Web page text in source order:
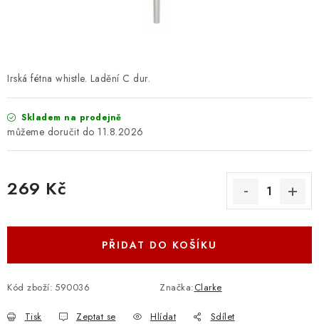
KONTAKTY
O E-SHOPU
OBCHODNÍ PODMÍNKY
ODSTOUPENÍ OD SMLOUVY
ZÁSADY ZPRACOVÁNÍ OSOBNÍCH ÚDAJŮ
KONTAKTY O E-SHOPU
BLOG
OBCHODNÍ PODMÍNKY
ODSTOUPENÍ OD SMLOUVY
Irská fétna whistle. Ladění C dur.
Skladem na prodejně
11.8.2026
269 Kč
PŘIDAT DO KOŠÍKU
Kód zboží: 590036 Značka:Clarke
Tisk Zeptat se Hlídat Sdílet